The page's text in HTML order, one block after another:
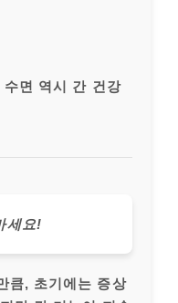
면 역시 간 건강
세요!
큼, 초기에는 증상